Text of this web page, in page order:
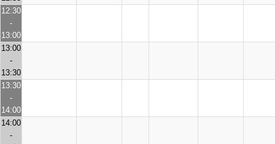
12:30
-
13:00
13:00
-
13:30
13:30
-
14:00
14:00
-